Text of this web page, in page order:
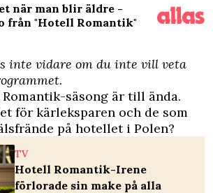
när man blir äldre -
från "Hotell Romantik"
inte vidare om du inte vill veta
säsong är till ända.
för kärleksparen och de som
på hotellet i Polen?
TV
Hotell Romantik-Irene
förlorade sin make på alla